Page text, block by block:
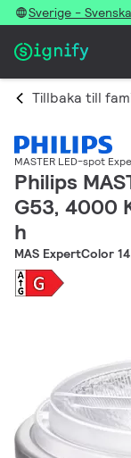
Sverige - Svenska
Tillbaka till
MASTER LED-spot
Philips
G53, 4000
h
MAS ExpertColor